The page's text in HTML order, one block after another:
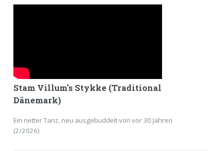
Stam Villum's Stykke (Traditional
Dänemark)
Ein netter Tanz, neu ausgebuddelt von vor 30 Jahren
(2/2026)